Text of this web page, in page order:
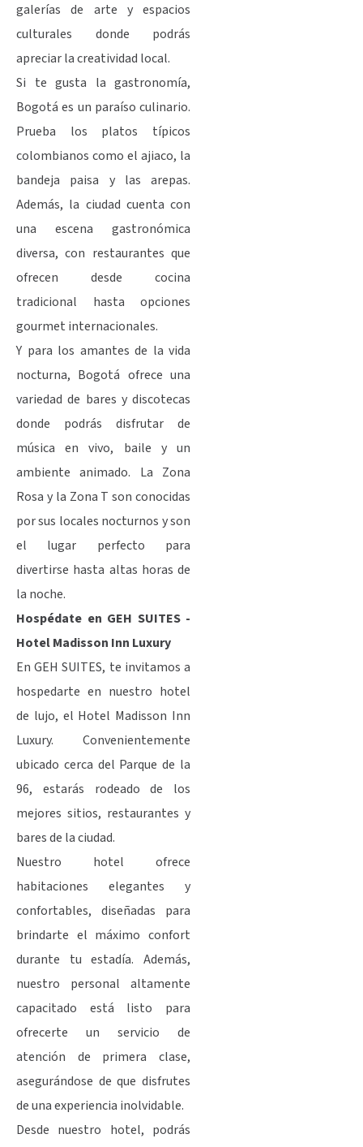
galerías de arte y espacios
culturales donde podrás
apreciar la creatividad local.
Si te gusta la gastronomía,
Bogotá es un paraíso culinario.
Prueba los platos típicos
colombianos como el ajiaco, la
bandeja paisa y las arepas.
Además, la ciudad cuenta con
una escena gastronómica
diversa, con restaurantes que
ofrecen desde cocina
tradicional hasta opciones
gourmet internacionales.
Y para los amantes de la vida
nocturna, Bogotá ofrece una
variedad de bares y discotecas
donde podrás disfrutar de
música en vivo, baile y un
ambiente animado. La Zona
Rosa y la Zona T son conocidas
por sus locales nocturnos y son
el lugar perfecto para
divertirse hasta altas horas de
la noche.
Hospédate en GEH SUITES -
Hotel Madisson Inn Luxury
En GEH SUITES, te invitamos a
hospedarte en nuestro hotel
de lujo, el Hotel Madisson Inn
Luxury. Convenientemente
ubicado cerca del Parque de la
96, estarás rodeado de los
mejores sitios, restaurantes y
bares de la ciudad.
Nuestro hotel ofrece
habitaciones elegantes y
confortables, diseñadas para
brindarte el máximo confort
durante tu estadía. Además,
nuestro personal altamente
capacitado está listo para
ofrecerte un servicio de
atención de primera clase,
asegurándose de que disfrutes
de una experiencia inolvidable.
Desde nuestro hotel, podrás